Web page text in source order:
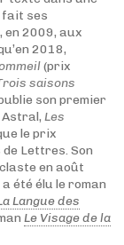
fait ses
en 2009, aux
2018,
(prix
saisons
son premier
Astral, Les
le prix
de Lettres. Son
en août
été élu le roman
Langue des
Le Visage de la